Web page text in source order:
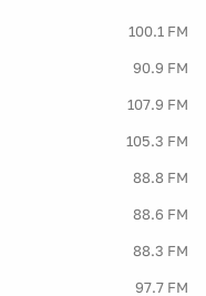
100.1 FM
90.9 FM
107.9 FM
105.3 FM
88.8 FM
88.6 FM
88.3 FM
97.7 FM